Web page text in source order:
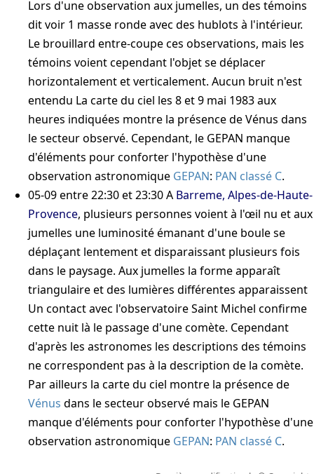
Lors d'une observation aux jumelles, un des témoins
dit voir 1 masse ronde avec des hublots à l'intérieur.
Le brouillard entre-coupe ces observations, mais les
témoins voient cependant l'objet se déplacer
horizontalement et verticalement. Aucun bruit n'est
entendu La carte du ciel les 8 et 9 mai 1983 aux
heures indiquées montre la présence de Vénus dans
le secteur observé. Cependant, le GEPAN manque
d'éléments pour conforter l'hypothèse d'une
observation astronomique GEPAN: PAN classé C.
05-09entre 22:30 et 23:30A Barreme, Alpes-de-Haute-
Provence, plusieurs personnes voient à l'œil nu et aux
jumelles une luminosité émanant d'une boule se
déplaçant lentement et disparaissant plusieurs fois
dans le paysage. Aux jumelles la forme apparaît
triangulaire et des lumières différentes apparaissent
Un contact avec l'observatoire Saint Michel confirme
cette nuit là le passage d'une comète. Cependant
d'après les astronomes les descriptions des témoins
ne correspondent pas à la description de la comète.
Par ailleurs la carte du ciel montre la présence de
Vénus dans le secteur observé mais le GEPAN
manque d'éléments pour conforter l'hypothèse d'une
observation astronomique GEPAN: PAN classé C.